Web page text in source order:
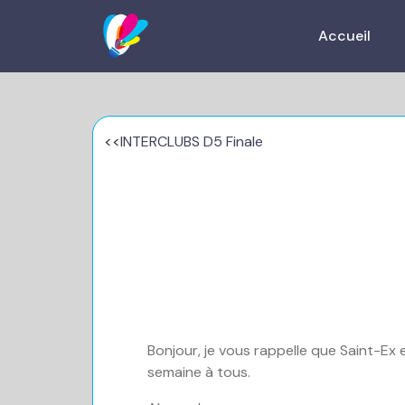
Accueil
<<INTERCLUBS D5 Finale
Bonjour, je vous rappelle que Saint-
semaine à tous.